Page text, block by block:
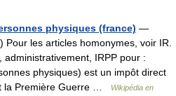
physiques (france) —
les articles homonymes, voir IR.
administrativement, IRPP pour :
physiques) est un impôt direct
la Première Guerre …
Wikipédia en